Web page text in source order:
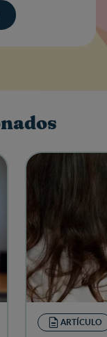
ARTÍCULO